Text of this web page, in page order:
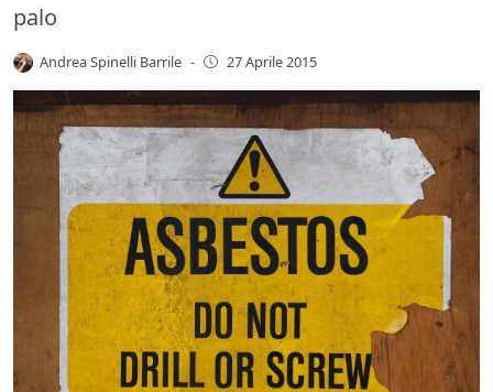
palo
Andrea Spinelli Barrile - 27 Aprile 2015